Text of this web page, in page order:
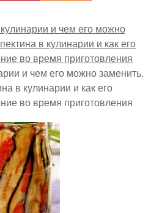
и чем его можно заменить.
в кулинарии и как его
во время приготовления